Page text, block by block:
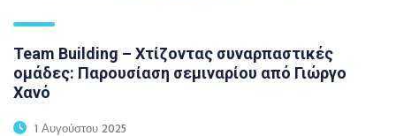
Team Building – Χτίζοντας συναρπαστικές
ομάδες: Παρουσίαση σεμιναρίου από Γιώργο
Χανό
1 Αυγούστου 2025